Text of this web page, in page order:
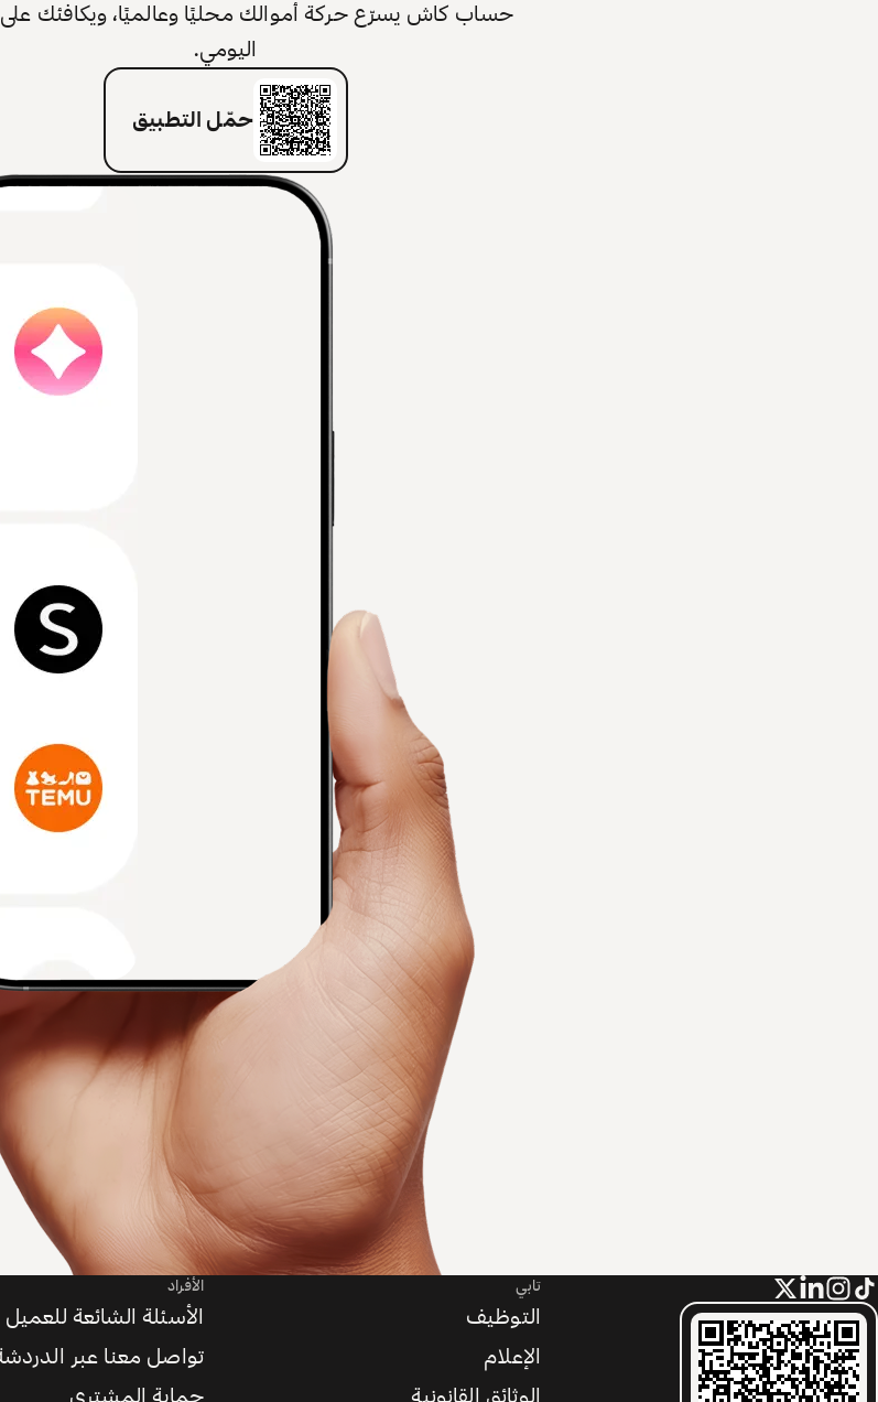
حساب كاش يسرّع حركة أموالك محليًا وعالميًا، ويكافئك على
اليومي.
حمّل التطبيق
تابي
التوظيف
الإعلام
الوثائق القانونية
الأفراد
الأسئلة الشائعة للعميل
تواصل معنا عبر
حماية المشتري